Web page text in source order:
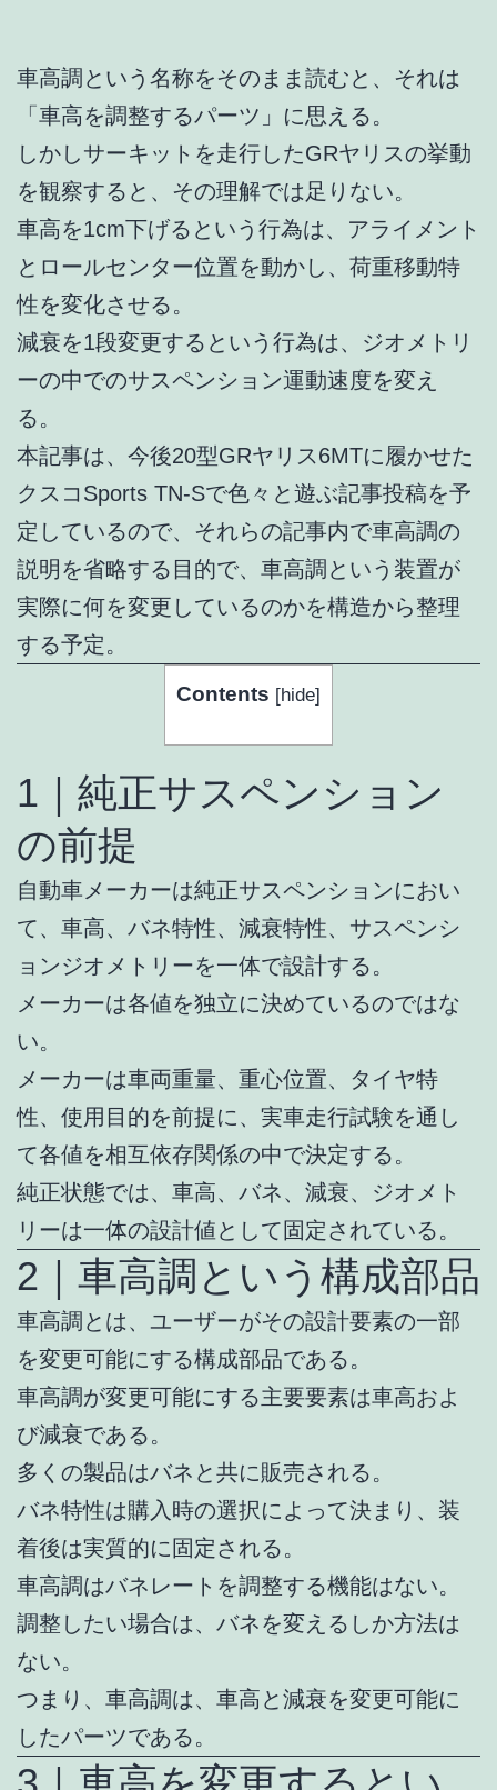
車高調という名称をそのまま読むと、それは
「車高を調整するパーツ」に思える。
しかしサーキットを走行したGRヤリスの挙動
を観察すると、その理解では足りない。
車高を1cm下げるという行為は、アライメント
とロールセンター位置を動かし、荷重移動特
性を変化させる。
減衰を1段変更するという行為は、ジオメトリ
ーの中でのサスペンション運動速度を変え
る。
本記事は、今後20型GRヤリス6MTに履かせた
クスコSports TN-Sで色々と遊ぶ記事投稿を予
定しているので、それらの記事内で車高調の
説明を省略する目的で、車高調という装置が
実際に何を変更しているのかを構造から整理
する予定。
Contents [hide]
1｜純正サスペンション
の前提
自動車メーカーは純正サスペンションにおい
て、車高、バネ特性、減衰特性、サスペンシ
ョンジオメトリーを一体で設計する。
メーカーは各値を独立に決めているのではな
い。
メーカーは車両重量、重心位置、タイヤ特
性、使用目的を前提に、実車走行試験を通し
て各値を相互依存関係の中で決定する。
純正状態では、車高、バネ、減衰、ジオメト
リーは一体の設計値として固定されている。
2｜車高調という構成部品
車高調とは、ユーザーがその設計要素の一部
を変更可能にする構成部品である。
車高調が変更可能にする主要要素は車高およ
び減衰である。
多くの製品はバネと共に販売される。
バネ特性は購入時の選択によって決まり、装
着後は実質的に固定される。
車高調はバネレートを調整する機能はない。
調整したい場合は、バネを変えるしか方法は
ない。
つまり、車高調は、車高と減衰を変更可能に
したパーツである。